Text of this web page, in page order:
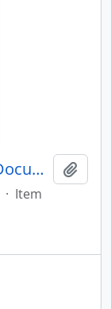
Boletim do Museu do Índio – Documentação – Nº 8
· Item